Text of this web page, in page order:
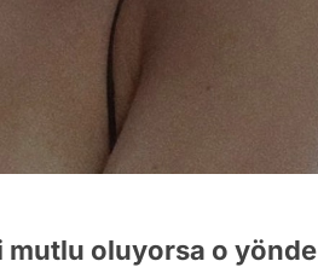
mutlu oluyorsa o yönde